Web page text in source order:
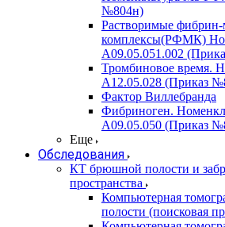
№804н)
Растворимые
комплексы(РФМК)
A09.05.051.002
Тромбиновое время.
A12.05.028 (Приказ
Фактор Виллебранда
Фибриноген.
A09.05.050 (Приказ
Еще
Обследования
КТ брюшной полости и
пространства
Компьютерная
полости (поисковая